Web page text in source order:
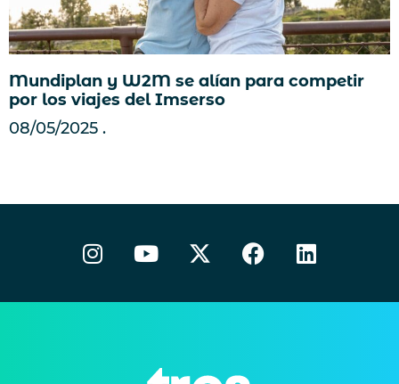
Mundiplan y W2M se alían para competir
por los viajes del Imserso
08/05/2025